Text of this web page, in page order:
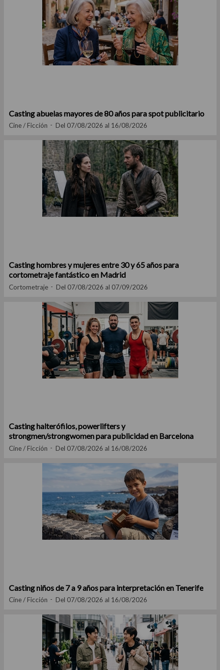
Casting abuelas mayores de 80 años para spot publicitario
Cine / Ficción Del 07/08/2026 al 16/08/2026
Casting hombres y mujeres entre 30 y 65 años para
cortometraje fantástico en Madrid
Cortometraje Del 07/08/2026 al 07/09/2026
Casting halterófilos, powerlifters y
strongmen/strongwomen para publicidad en Barcelona
Cine / Ficción Del 07/08/2026 al 16/08/2026
Casting niños de 7 a 9 años para interpretación en Tenerife
Cine / Ficción Del 07/08/2026 al 16/08/2026